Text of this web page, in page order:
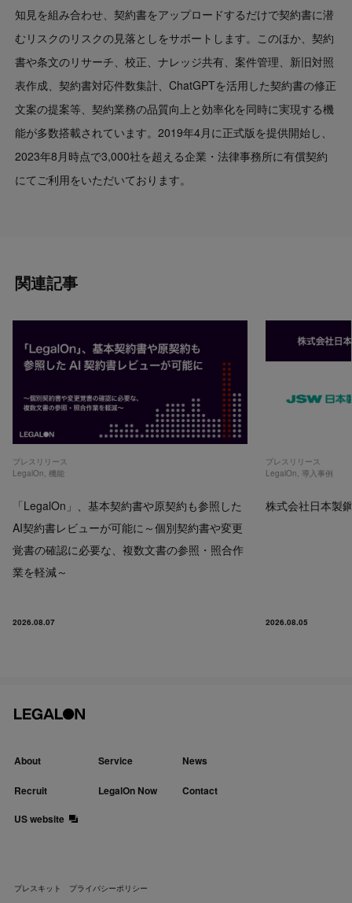
知見を組み合わせ、契約書をアップロードするだけで契約書に潜
むリスクのリスクの見落としをサポートします。このほか、契約
書や条文のリサーチ、校正、ナレッジ共有、案件管理、新旧対照
表作成、契約書対応件数集計、ChatGPTを活用した契約書の修正
文案の提案等、契約業務の品質向上と効率化を同時に実現する機
能が多数搭載されています。2019年4月に正式版を提供開始し、
2023年8月時点で3,000社を超える企業・法律事務所に有償契約
にてご利用をいただいております。
関連記事
プレスリリース
LegalOn,機能
「LegalOn」、基本契約書や原契約も参照した
AI契約書レビューが可能に～個別契約書や変更
覚書の確認に必要な、複数文書の参照・照合作
業を軽減～
2026.08.07
プレスリリース
LegalOn, 導入事例
株式会社日本製
2026.08.05
About Service News
Recruit LegalOn Now
Contact
US website
プレスキット プライバシーポリシー